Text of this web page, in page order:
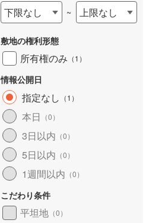
下限なし ~ 上限なし
敷地の権利形態
所有権のみ （1 ）
情報公開日
指定なし （1 ）
本日 （0）
3日以内 （0）
5日以内 （0）
1週間以内 （0）
こだわり条件
平坦地 （0）